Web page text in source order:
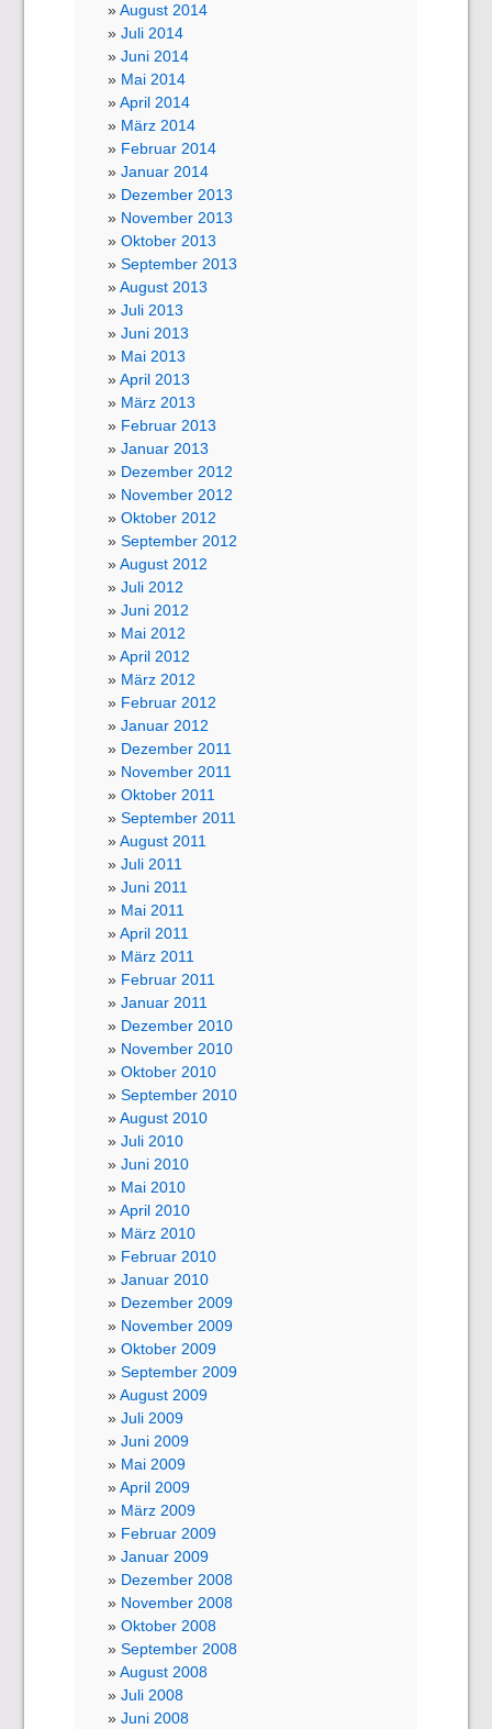
August 2014
Juli 2014
Juni 2014
Mai 2014
April 2014
März 2014
Februar 2014
Januar 2014
Dezember 2013
November 2013
Oktober 2013
September 2013
August 2013
Juli 2013
Juni 2013
Mai 2013
April 2013
März 2013
Februar 2013
Januar 2013
Dezember 2012
November 2012
Oktober 2012
September 2012
August 2012
Juli 2012
Juni 2012
Mai 2012
April 2012
März 2012
Februar 2012
Januar 2012
Dezember 2011
November 2011
Oktober 2011
September 2011
August 2011
Juli 2011
Juni 2011
Mai 2011
April 2011
März 2011
Februar 2011
Januar 2011
Dezember 2010
November 2010
Oktober 2010
September 2010
August 2010
Juli 2010
Juni 2010
Mai 2010
April 2010
März 2010
Februar 2010
Januar 2010
Dezember 2009
November 2009
Oktober 2009
September 2009
August 2009
Juli 2009
Juni 2009
Mai 2009
April 2009
März 2009
Februar 2009
Januar 2009
Dezember 2008
November 2008
Oktober 2008
September 2008
August 2008
Juli 2008
Juni 2008